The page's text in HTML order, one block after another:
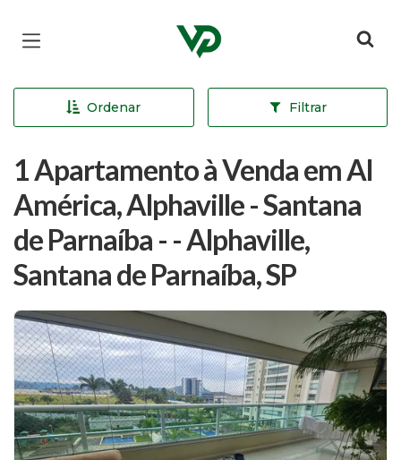
Página inicial
Ordenar Filtrar
1 Apartamento à Venda em Al
América, Alphaville - Santana
de Parnaíba - - Alphaville,
Santana de Parnaíba, SP